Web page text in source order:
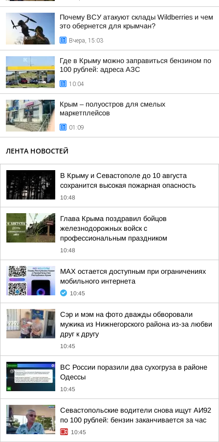
Почему ВСУ атакуют склады Wildberries и чем
это обернется для крымчан?
Вчера, 15:03
Где в Крыму можно заправиться бензином по
100 рублей: адреса АЗС
10:04
Крым – полуостров для смелых
маркетплейсов
01:09
ЛЕНТА НОВОСТЕЙ
В Крыму и Севастополе до 10 августа
сохранится высокая пожарная опасность
10:48
Глава Крыма поздравил бойцов
железнодорожных войск с
профессиональным праздником
10:48
MAX остается доступным при ограничениях
мобильного интернета
10:45
Сэр и мэм на фото дважды обворовали
мужика из Нижнегорского района из-за любви
друг к другу
10:45
ВС России поразили два сухогруза в районе
Одессы
10:45
Севастопольские водители снова ищут АИ92
по 100 рублей: бензин заканчивается за час
10:45